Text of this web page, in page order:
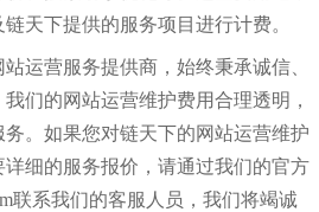
天下提供的服务项目进行计费。
运营服务提供商，始终秉承诚信、
们的网站运营维护费用合理透明，
。如果您对链天下的网站运营维护
细的服务报价，请通过我们的官方
联系我们的客服人员，我们将竭诚